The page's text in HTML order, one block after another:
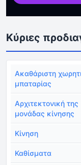
Κύριες
Ακαθάριστη
μπαταρίας
Αρχιτεκτονική της
μονάδας κίνησης
Κίνηση
Καθίσματα